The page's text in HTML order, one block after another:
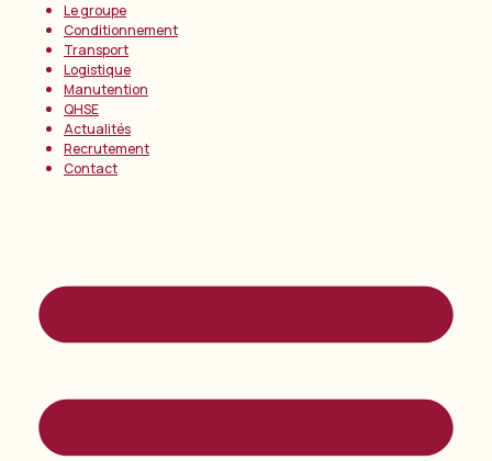
Le groupe
Conditionnement
Transport
Logistique
Manutention
QHSE
Actualités
Recrutement
Contact